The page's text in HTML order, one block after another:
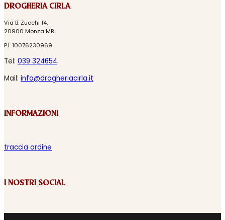
DROGHERIA CIRLA
Via B. Zucchi 14,
20900 Monza MB
P.I. 10076230969
Tel: 039 324654
Mail: info@drogheriacirla.it
INFORMAZIONI
traccia ordine
I NOSTRI SOCIAL